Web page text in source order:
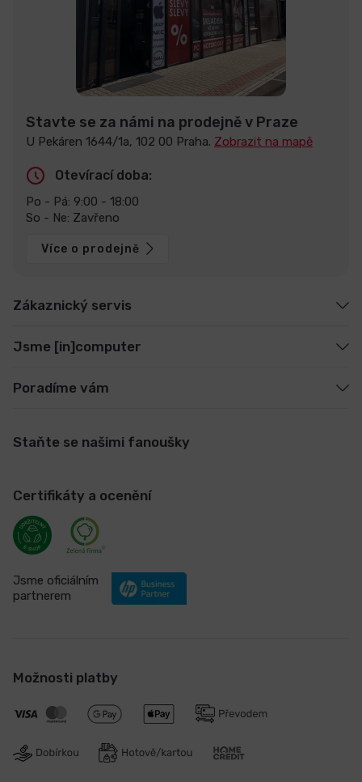
Stavte se za námi na prodejně v Praze
U Pekáren 1644/1a, 102 00 Praha. Zobrazit na mapě
Otevírací doba:
Po - Pá: 9:00 - 18:00
So - Ne: Zavřeno
Více o prodejně
Zákaznický servis
Jsme [in]computer
Poradíme vám
Staňte se našimi fanoušky
Certifikáty a ocenění
Jsme oficiálním
partnerem
Možnosti platby